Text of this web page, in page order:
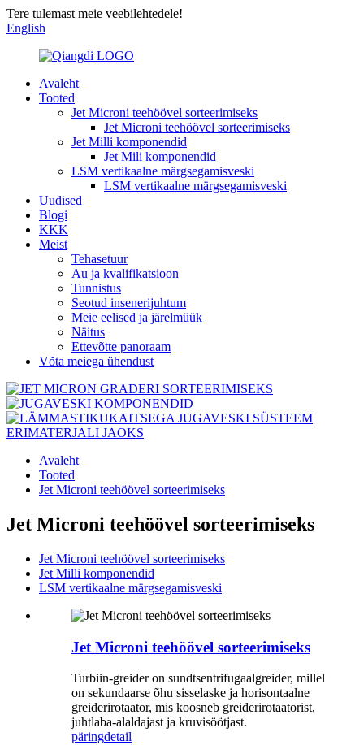
Tere tulemast meie veebilehtedele!
English
Avaleht
Tooted
Jet Microni teehöövel sorteerimiseks
Jet Microni teehöövel sorteerimiseks
Jet Milli komponendid
Jet Mili komponendid
LSM vertikaalne märgsegamisveski
LSM vertikaalne märgsegamisveski
Uudised
Blogi
KKK
Meist
Tehasetuur
Au ja kvalifikatsioon
Tunnistus
Seotud insenerijuhtum
Meie eelised ja järelmüük
Näitus
Ettevõtte panoraam
Võta meiega ühendust
Avaleht
Tooted
Jet Microni teehöövel sorteerimiseks
Jet Microni teehöövel sorteerimiseks
Jet Microni teehöövel sorteerimiseks
Jet Milli komponendid
LSM vertikaalne märgsegamisveski
Jet Microni teehöövel sorteerimiseks
Turbiin-greider on sundtsentrifugaalgreider, millel
on sekundaarse õhu sisselaske ja horisontaalne
greiderirotaator, mis koosneb greiderirotaatorist,
juhtlaba-alaldajast ja kruvisöötjast.
päringdetail